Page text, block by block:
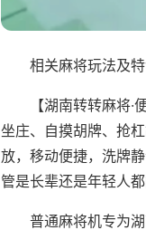
相关麻将玩法及
【湖南转转麻将
坐庄、自摸胡牌、抢
放，移动便捷，洗牌
管是长辈还是年轻人
普通麻将机专为